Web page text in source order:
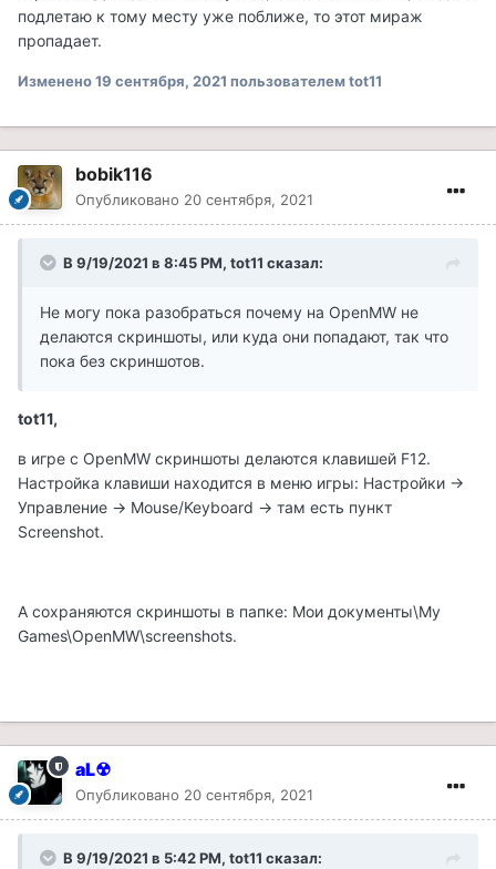
подлетаю к тому месту уже поближе, то этот мираж
пропадает.
Изменено19 сентября, 2021 пользователем tot11
bobik116
Опубликовано 20 сентября, 2021
В 9/19/2021 в 8:45 PM, tot11 сказал:
Не могу пока разобраться почему на OpenMW не
делаются скриншоты, или куда они попадают, так что
пока без скриншотов.
tot11,
в игре с OpenMW скриншоты делаются клавишей F12.
Настройка клавиши находится в меню игры: Настройки ->
Управление -> Mouse/Keyboard -> там есть пункт
Screenshot.
А сохраняются скриншоты в папке: Мои документы\My
Games\OpenMW\screenshots.
aL☢
Опубликовано 20 сентября, 2021
В 9/19/2021 в 5:42 PM, tot11 сказал: